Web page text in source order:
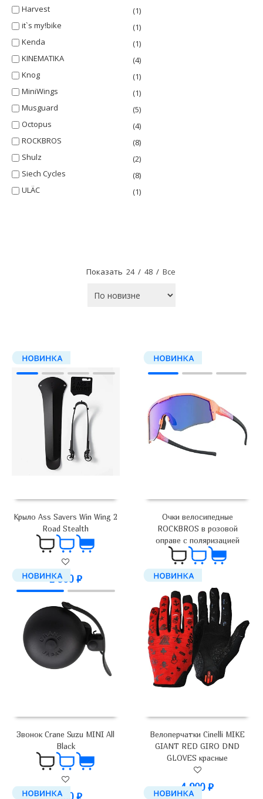
Harvest
(1)
it`s my!bike
(1)
Kenda
(1)
KINEMATIKA
(4)
Knog
(1)
MiniWings
(1)
Musguard
(5)
Octopus
(4)
ROCKBROS
(8)
Shulz
(2)
Siech Cycles
(8)
ULÄC
(1)
Показать 24 / 48 / Все
Крыло Ass Savers Win Wing 2
Road Stealth
2 900 ₽
Очки велосипедные
ROCKBROS в розовой
оправе с поляризацией
3 500 ₽
Звонок Crane Suzu MINI All
Black
Велоперчатки Cinelli MIKE
GIANT RED GIRO DND
GLOVES красные
4 900₽